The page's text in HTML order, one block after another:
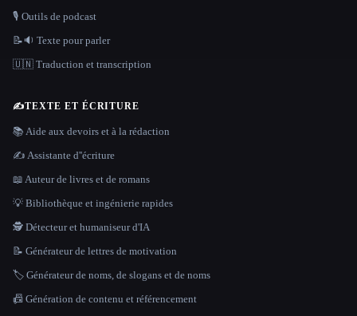
🎙️ Outils de podcast
📝🔉 Texte pour parler
🇺🇳 Traduction et transcription
✍️TEXTE ET ÉCRITURE
📚 Aide aux devoirs et à la rédaction
✍️ Assistante d''écriture
📖 Auteur de livres et de romans
💡 Bibliothèque et ingénierie rapides
🕵️ Détecteur et humaniseur d'IA
📝 Générateur de lettres de motivation
🏷️ Générateur de noms, de slogans et de noms
📠 Génération de contenu et référencement